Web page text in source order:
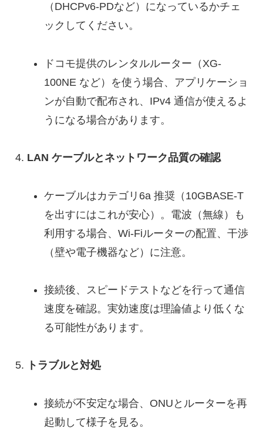
（DHCPv6-PDなど）になっているかチェ
ックしてください。
ドコモ提供のレンタルルーター（XG-
100NE など）を使う場合、アプリケーショ
ンが自動で配布され、IPv4 通信が使えるよ
うになる場合があります。
LAN ケーブルとネットワーク品質の確認
ケーブルはカテゴリ6a 推奨（10GBASE-T
を出すにはこれが安心）。電波（無線）も
利用する場合、Wi-Fiルーターの配置、干渉
（壁や電子機器など）に注意。
接続後、スピードテストなどを行って通信
速度を確認。実効速度は理論値より低くな
る可能性があります。
トラブルと対処
接続が不安定な場合、ONUとルーターを再
起動して様子を見る。